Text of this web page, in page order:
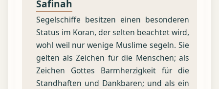
Safinah
Segelschiffe besitzen einen besonderen
Status im Koran, der selten beachtet wird,
wohl weil nur wenige Muslime segeln. Sie
gelten als Zeichen für die Menschen; als
Zeichen Gottes Barmherzigkeit für die
Standhaften und Dankbaren; und als ein